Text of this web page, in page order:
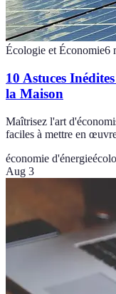
Écologie et Économie6
10 Astuces
la Maison
Maîtrisez l'art
faciles à mettre en
économie d'énergie
Aug 3